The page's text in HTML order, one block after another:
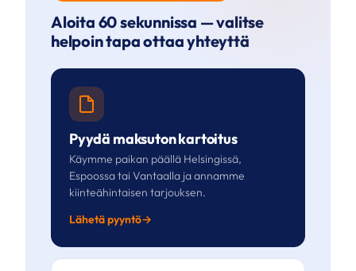
Aloita 60 sekunnissa — valitse
helpoin tapa ottaa yhteyttä
Pyydä maksuton kartoitus
Käymme paikan päällä Helsingissä,
Espoossa tai Vantaalla ja annamme
kiinteähintaisen tarjouksen.
Lähetä pyyntö